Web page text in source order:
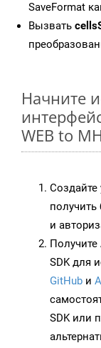
SaveFormat
Вызвать
Начните
WEB to
Создайте
и
SDK для
GitHub и
SDK или